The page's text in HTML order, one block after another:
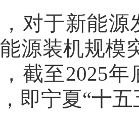
对于新能源
源装机规模
截至2025
即宁夏“十